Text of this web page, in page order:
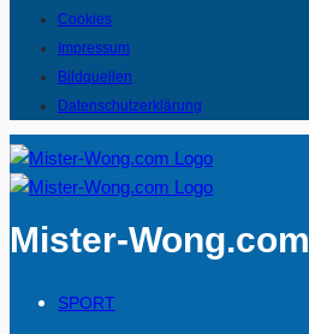
Cookies
Impressum
Bildquellen
Datenschutzerklärung
Mister-Wong.com
SPORT